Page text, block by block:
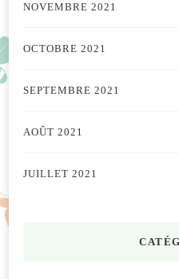
NOVEMBRE 2021
OCTOBRE 2021
SEPTEMBRE 2021
AOÛT 2021
JUILLET 2021